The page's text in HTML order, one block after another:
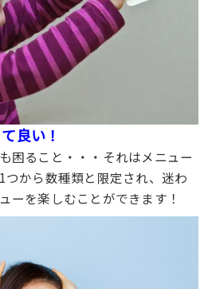
良い！
困ること・・・それはメニュー
から数種類と限定され、迷わ
ーを楽しむことができます！